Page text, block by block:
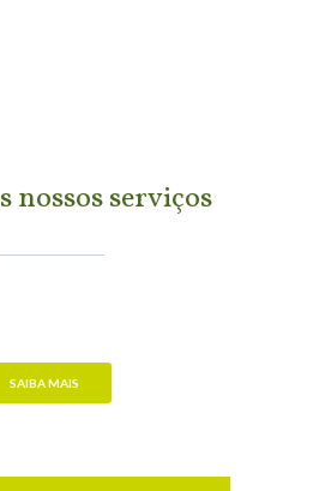
nossos serviços
SAIBA MAIS